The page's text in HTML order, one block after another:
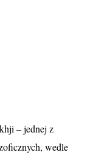
– jednej z
wedle